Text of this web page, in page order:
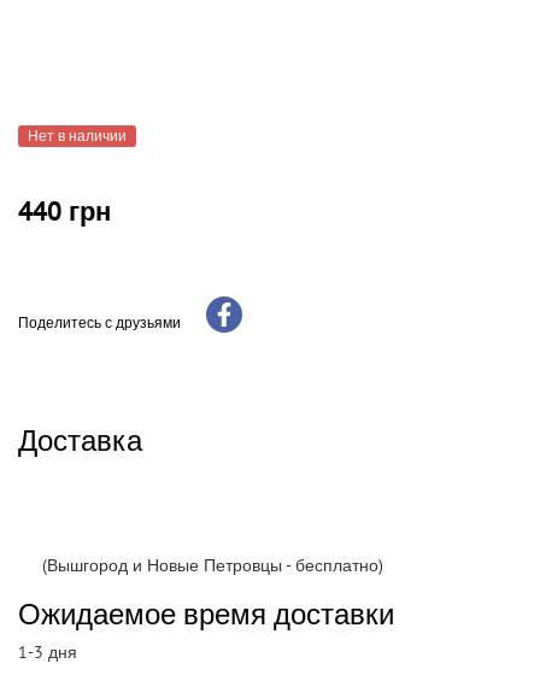
Нет в наличии
440 грн
Поделитесь с друзьями
Доставка
(Вышгород и Новые Петровцы - бесплатно)
Ожидаемое время доставки
1-3 дня